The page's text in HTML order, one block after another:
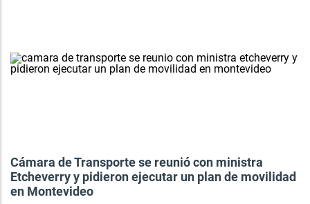
Cámara de Transporte se reunió con ministra
Etcheverry y pidieron ejecutar un plan de movilidad
en Montevideo